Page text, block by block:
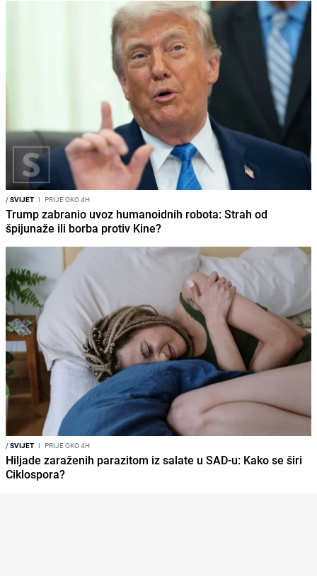
/SVIJET I PRIJE OKO 4H
Trump zabranio uvoz humanoidnih robota: Strah od
špijunaže ili borba protiv Kine?
/SVIJET I PRIJE OKO 4H
Hiljade zaraženih parazitom iz salate u SAD-u: Kako se širi
Ciklospora?